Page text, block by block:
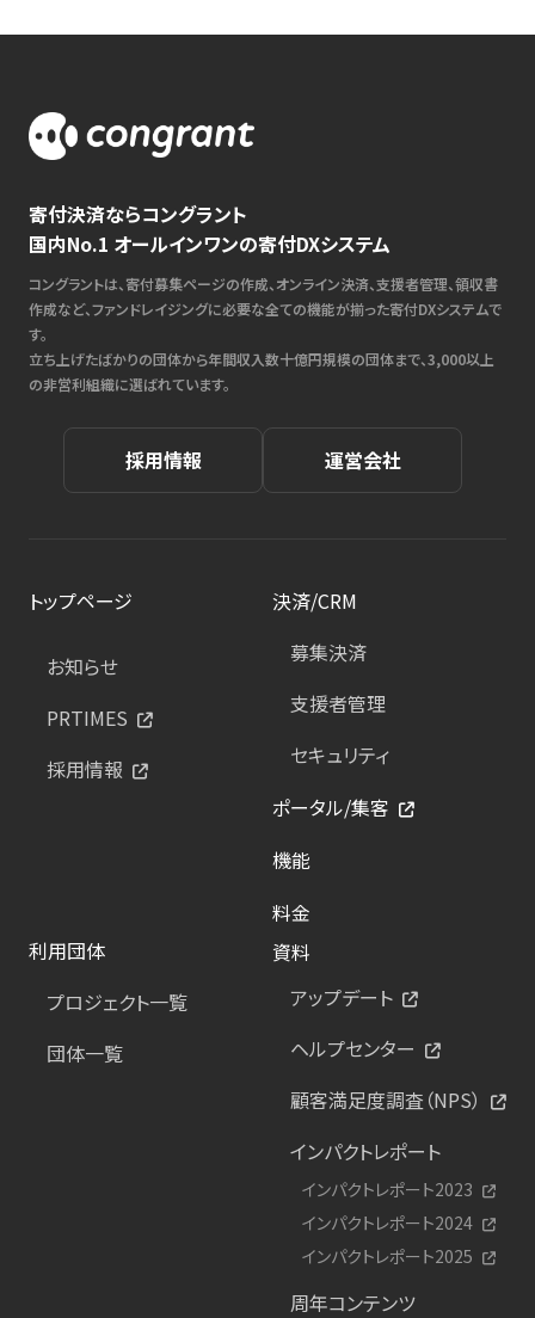
寄付決済ならコングラント
国内No.1 オールインワンの寄付DXシステム
コングラントは、寄付募集ページの作成、オンライン決済、支援者管理、領収書
作成など、ファンドレイジングに必要な全ての機能が揃った寄付DXシステムで
す。
立ち上げたばかりの団体から年間収入数十億円規模の団体まで、3,000以上
の非営利組織に選ばれています。
採用情報 運営会社
トップページ
お知らせ
PRTIMES
採用情報
決済/CRM
募集決済
支援者管理
セキュリティ
ポータル/集客
機能
料金
利用団体
プロジェクト一覧
団体一覧
資料
アップデート
ヘルプセンター
顧客満足度調査（NPS）
インパクトレポート
インパクトレポート2023
インパクトレポート2024
インパクトレポート2025
周年コンテンツ